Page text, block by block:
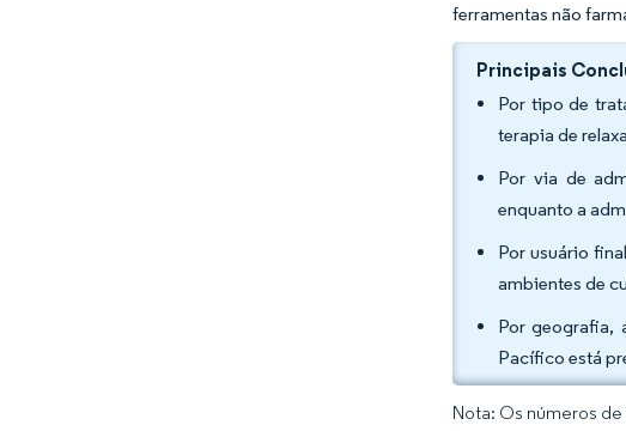
ferramentas não
Principais
Por tipo de
terapia de
Por via de
enquanto a
Por usuário
ambientes de
Por geografia,
Pacífico está
Nota: Os números